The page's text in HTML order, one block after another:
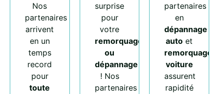
Nos
partenaires
arrivent
en un
temps
record
pour
toute
surprise
pour
votre
remorquage
ou
dépannage
! Nos
partenaires
partenaires
en
dépannage
auto et
remorquage
voiture
assurent
rapidité